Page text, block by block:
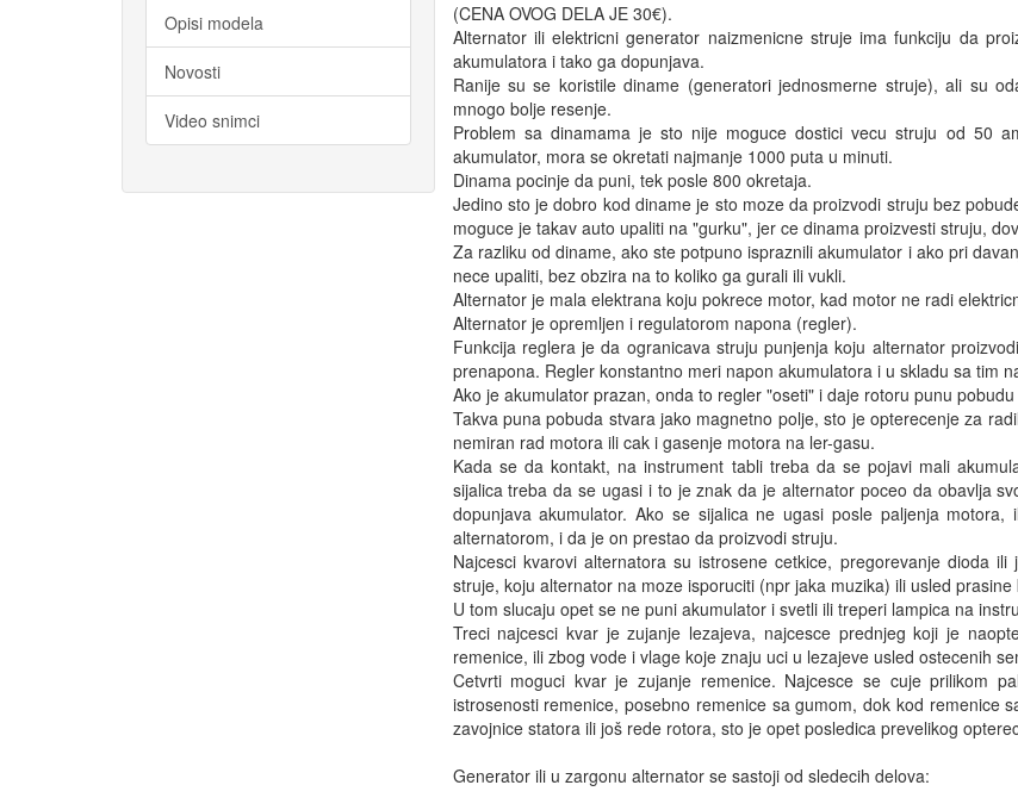
Opisi modela
Novosti
Video snimci
(CENA OVOG DELA JE 30€).
Alternator ili elektricni generator naizmenicne struje ima funkciju da
akumulatora i tako ga dopunjava.
Ranije su se koristile diname (generatori jednosmerne struje), ali su
mnogo bolje resenje.
Problem sa dinamama je sto nije moguce dostici vecu struju od 50
akumulator, mora se okretati najmanje 1000 puta u minuti.
Dinama pocinje da puni, tek posle 800 okretaja.
Jedino sto je dobro kod diname je sto moze da proizvodi struju bez
moguce je takav auto upaliti na "gurku", jer ce dinama proizvesti struju,
Za razliku od diname, ako ste potpuno ispraznili akumulator i ako pri
nece upaliti, bez obzira na to koliko ga gurali ili vukli.
Alternator je mala elektrana koju pokrece motor, kad motor ne radi
Alternator je opremljen i regulatorom napona (regler).
Funkcija reglera je da ogranicava struju punjenja koju alternator
prenapona. Regler konstantno meri napon akumulatora i u skladu sa tim
Ako je akumulator prazan, onda to regler "oseti" i daje rotoru punu
Takva puna pobuda stvara jako magnetno polje, sto je opterecenje za
nemiran rad motora ili cak i gasenje motora na ler-gasu.
Kada se da kontakt, na instrument tabli treba da se pojavi mali
sijalica treba da se ugasi i to je znak da je alternator poceo da obavlja
dopunjava akumulator. Ako se sijalica ne ugasi posle paljenja
alternatorom, i da je on prestao da proizvodi struju.
Najcesci kvarovi alternatora su istrosene cetkice, pregorevanje dioda
struje, koju alternator na moze isporuciti (npr jaka muzika) ili usled
U tom slucaju opet se ne puni akumulator i svetli ili treperi lampica na
Treci najcesci kvar je zujanje lezajeva, najcesce prednjeg koji je
remenice, ili zbog vode i vlage koje znaju uci u lezajeve usled ostecenih
Cetvrti moguci kvar je zujanje remenice. Najcesce se cuje prilikom
istrosenosti remenice, posebno remenice sa gumom, dok kod remenice
zavojnice statora ili još rede rotora, sto je opet posledica prevelikog
Generator ili u zargonu alternator se sastoji od sledecih delova: